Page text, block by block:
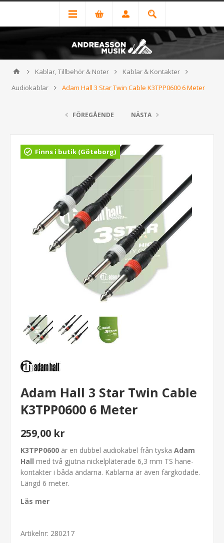
Kablar, Tillbehör & Noter
Kablar & Kontakter
Audiokablar
Adam Hall 3 Star Twin Cable K3TPP0600 6 Meter
FÖREGÅENDE NÄSTA
Finns i butik (Göteborg)
Adam Hall 3 Star Twin Cable
K3TPP0600 6 Meter
259,00 kr
K3TPP0600 är en dubbel audiokabel från tyska Adam
Hall med två gjutna nickelpläterade 6,3 mm TS hane-
kontakter i båda ändarna. Kablarna är även färgkodade.
Längd 6 meter.
Läs mer
Artikelnr: 280217